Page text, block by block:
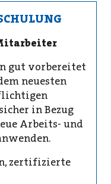
gut vorbereitet
neuesten
in Bezug
Arbeits- und
zertifizierte